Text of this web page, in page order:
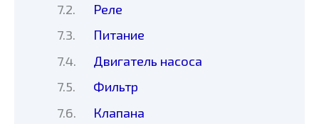
Реле
Питание
Двигатель насоса
Фильтр
Клапана